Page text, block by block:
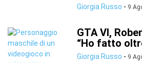
Giorgia Russo - 9
GTA VI,
“Ho fatto
Giorgia Russo - 9